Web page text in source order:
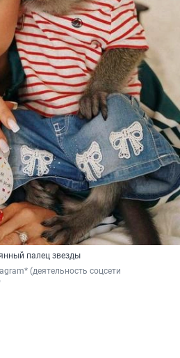
палец звезды
(деятельность соцсети